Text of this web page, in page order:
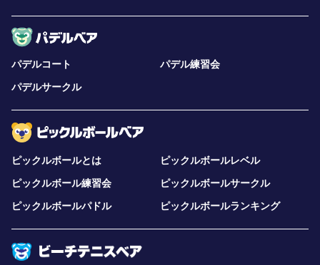
パデルコート
パデル練習会
パデルサークル
ピックルボールとは
ピックルボールレベル
ピックルボール練習会
ピックルボールサークル
ピックルボールパドル
ピックルボールランキング